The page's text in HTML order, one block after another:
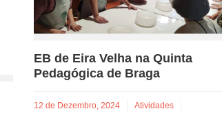
EB de Eira Velha na Quinta
Pedagógica de Braga
12 de Dezembro, 2024 Atividades